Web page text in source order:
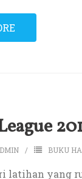
BUKU
latihan yang